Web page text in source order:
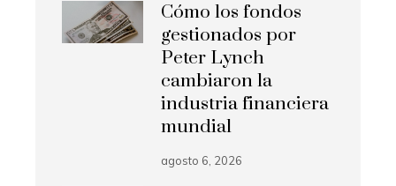
Cómo los fondos
gestionados por
Peter Lynch
cambiaron la
industria financiera
mundial
agosto 6, 2026